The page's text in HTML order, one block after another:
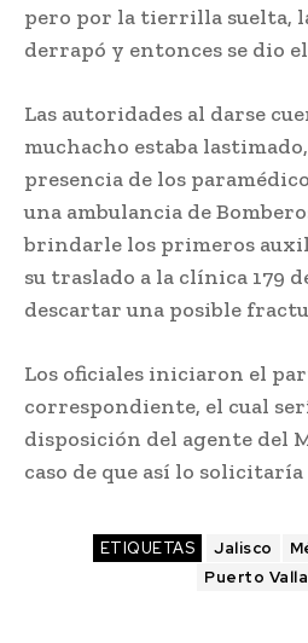
pero por la tierrilla suelta,
derrapó y entonces se dio
Las autoridades al darse
muchacho estaba
presencia de los
una ambulancia de
brindarle los primeros
su traslado a la clínica 179
descartar una posible
Los oficiales iniciaron el
correspondiente, el cual
disposición del agente del
caso de que así lo
ETIQUETAS Jalisco
Puerto